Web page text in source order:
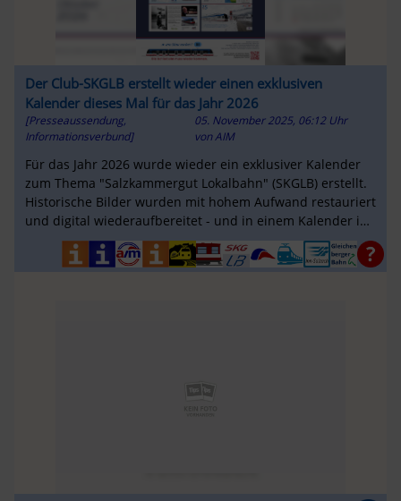
Der Club-SKGLB erstellt wieder einen exklusiven
Kalender dieses Mal für das Jahr 2026
[Presseaussendung,
Informationsverbund]
05. November 2025, 06:12 Uhr
vonAIM
Für das Jahr 2026 wurde wieder ein exklusiver Kalender
zum Thema "Salzkammergut Lokalbahn" (SKGLB) erstellt.
Historische Bilder wurden mit hohem Aufwand restauriert
und digital wiederaufbereitet - und in einem Kalender im
Format A3quer ...